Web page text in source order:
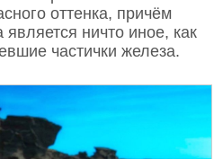
оттенка, причём
является ничто иное, как
частички железа.